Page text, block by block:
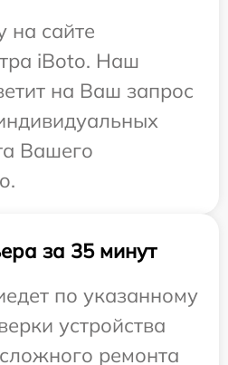
на сайте
iBoto. Наш
на Ваш запрос
Вашего
за 35 минут
по указанному
устройства
ремонта